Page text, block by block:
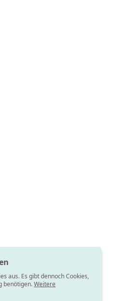
aus. Es gibt dennoch Cookies,
benötigen.Weitere